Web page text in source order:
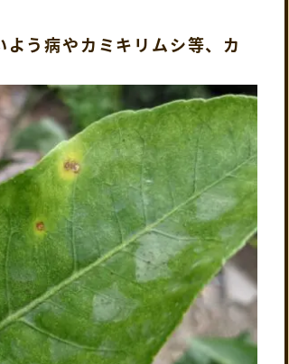
う病やカミキリムシ等、カ